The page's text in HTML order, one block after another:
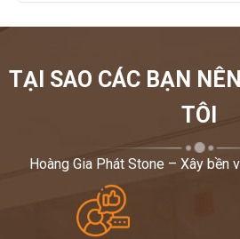
TẠI SAO CÁC BẠN
TÔI
Hoàng Gia Phát Stone – Xây bền